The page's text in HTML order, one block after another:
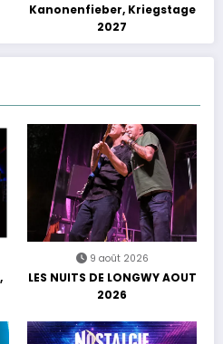
Kanonenfieber, Kriegstage
2027
9 août 2026
LES NUITS DE LONGWY AOUT
2026